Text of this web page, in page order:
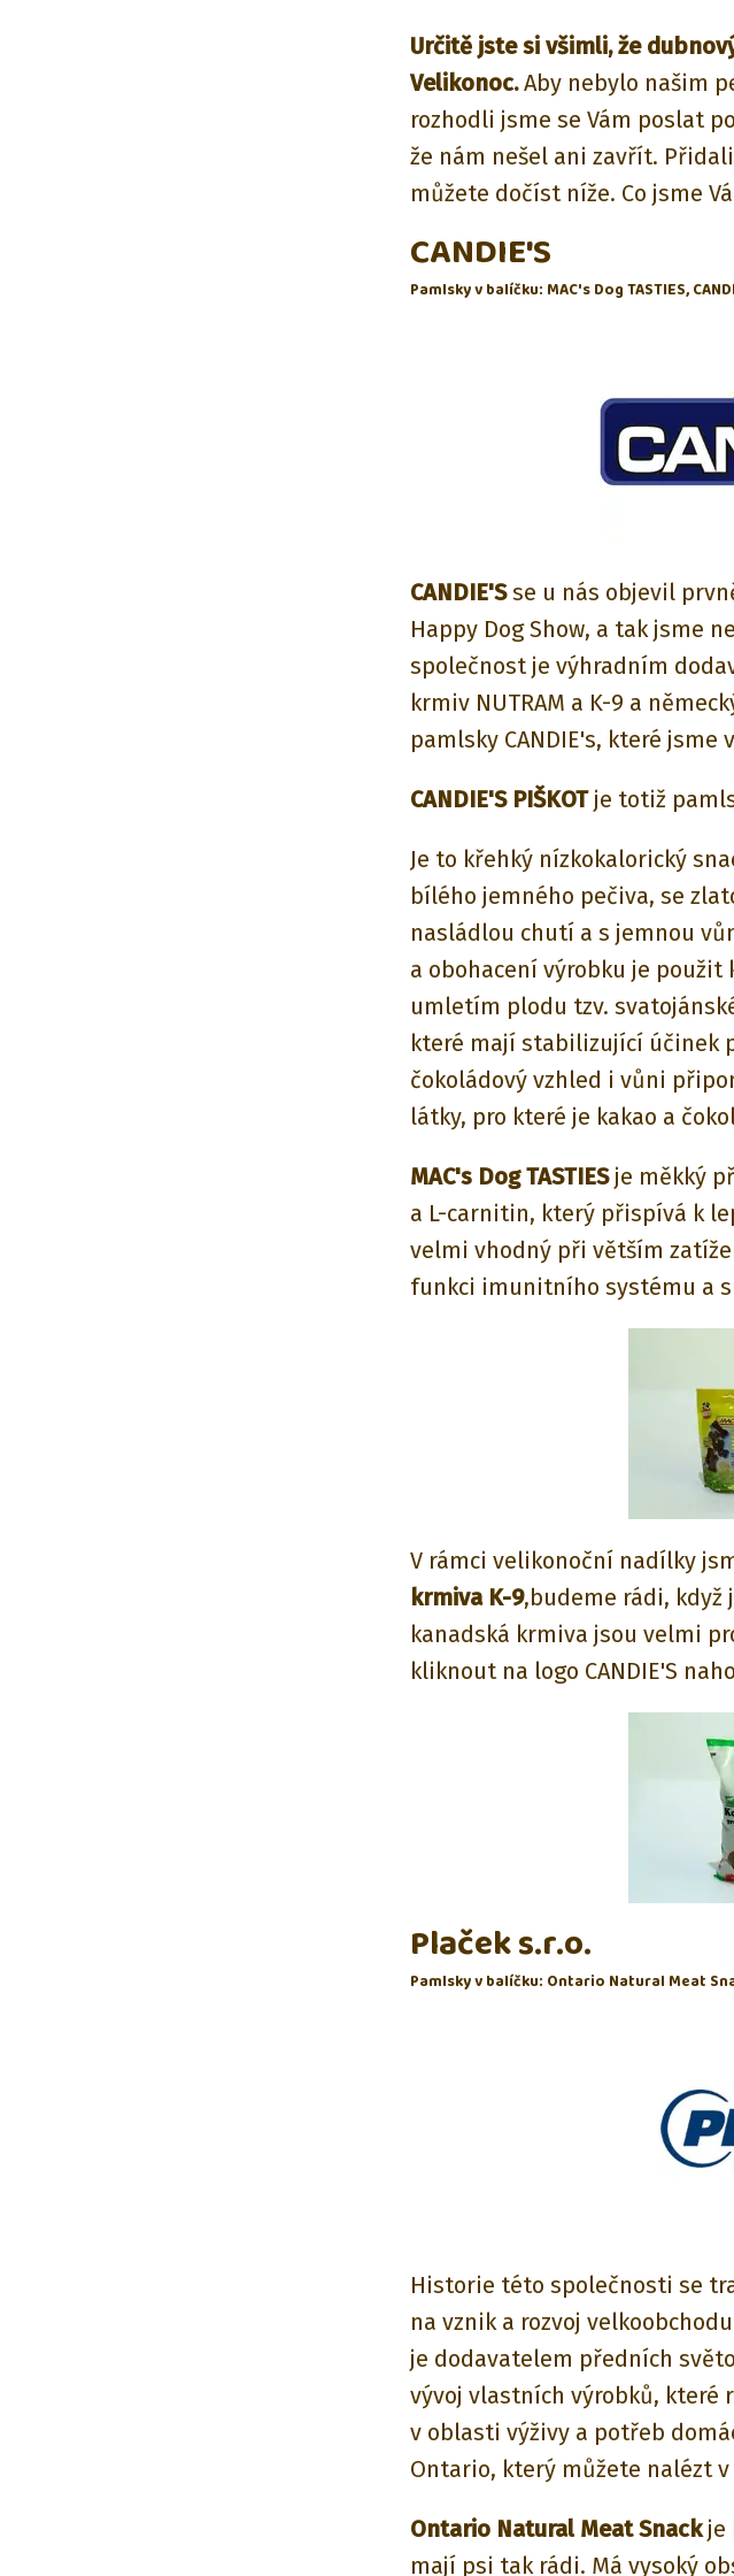
Určitě jste si všimli, že
Velikonoc.Aby nebylo našim
rozhodli jsme se Vám poslat
že nám nešel ani zavřít.
můžete dočíst níže. Co jsme
CANDIE'S
Pamlsky v balíčku: MAC's Dog TASTIES,
CANDIE'Sse u nás objevil
Happy Dog Show, a tak jsme
společnost je výhradním
krmiv NUTRAM a K-9 a
pamlsky CANDIE's, které jsme
CANDIE'S PIŠKOTje totiž
Je to křehký nízkokalorický
bílého jemného pečiva, se
nasládlou chutí a s jemnou
a obohacení výrobku je
umletím plodu tzv.
které mají stabilizující účinek
čokoládový vzhled i vůni
látky, pro které je kakao a
MAC's Dog TASTIESje měkký
a L-carnitin, který přispívá k
velmi vhodný při větším
funkci imunitního systému a
V rámci velikonoční nadílky
krmiva K-9,budeme rádi, když
kanadská krmiva jsou velmi
kliknout na logo CANDIE'S
Plaček s.r.o.
Pamlsky v balíčku: Ontario Natural Meat
Historie této společnosti se
na vznik a rozvoj
je dodavatelem předních
vývoj vlastních výrobků, které
v oblasti výživy a potřeb
Ontario, který můžete nalézt
Ontario Natural Meat Snackje
mají psi tak rádi. Má vysoký